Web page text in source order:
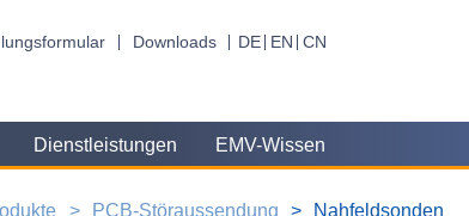
Downloads DE EN CN
Dienstleistungen EMV-Wissen
PCB-Störaussendung Nahfeldsonden